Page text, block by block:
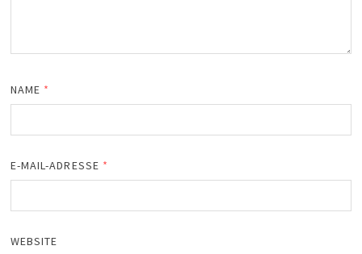
NAME *
E-MAIL-ADRESSE *
WEBSITE